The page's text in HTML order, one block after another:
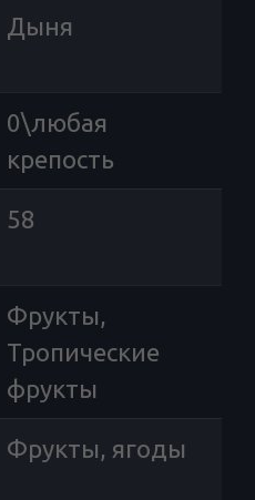
Дыня
0\любая
крепость
58
Фрукты,
Тропические
фрукты
Фрукты, ягоды